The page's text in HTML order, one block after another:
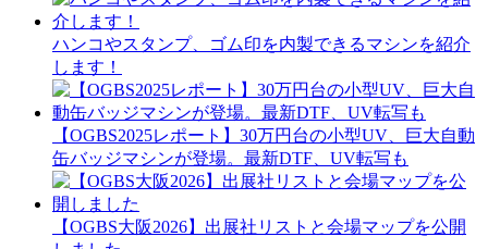
ハンコやスタンプ、ゴム印を内製できるマシンを紹介
します！
【OGBS2025レポート】30万円台の小型UV、巨大自動
缶バッジマシンが登場。最新DTF、UV転写も
【OGBS大阪2026】出展社リストと会場マップを公開